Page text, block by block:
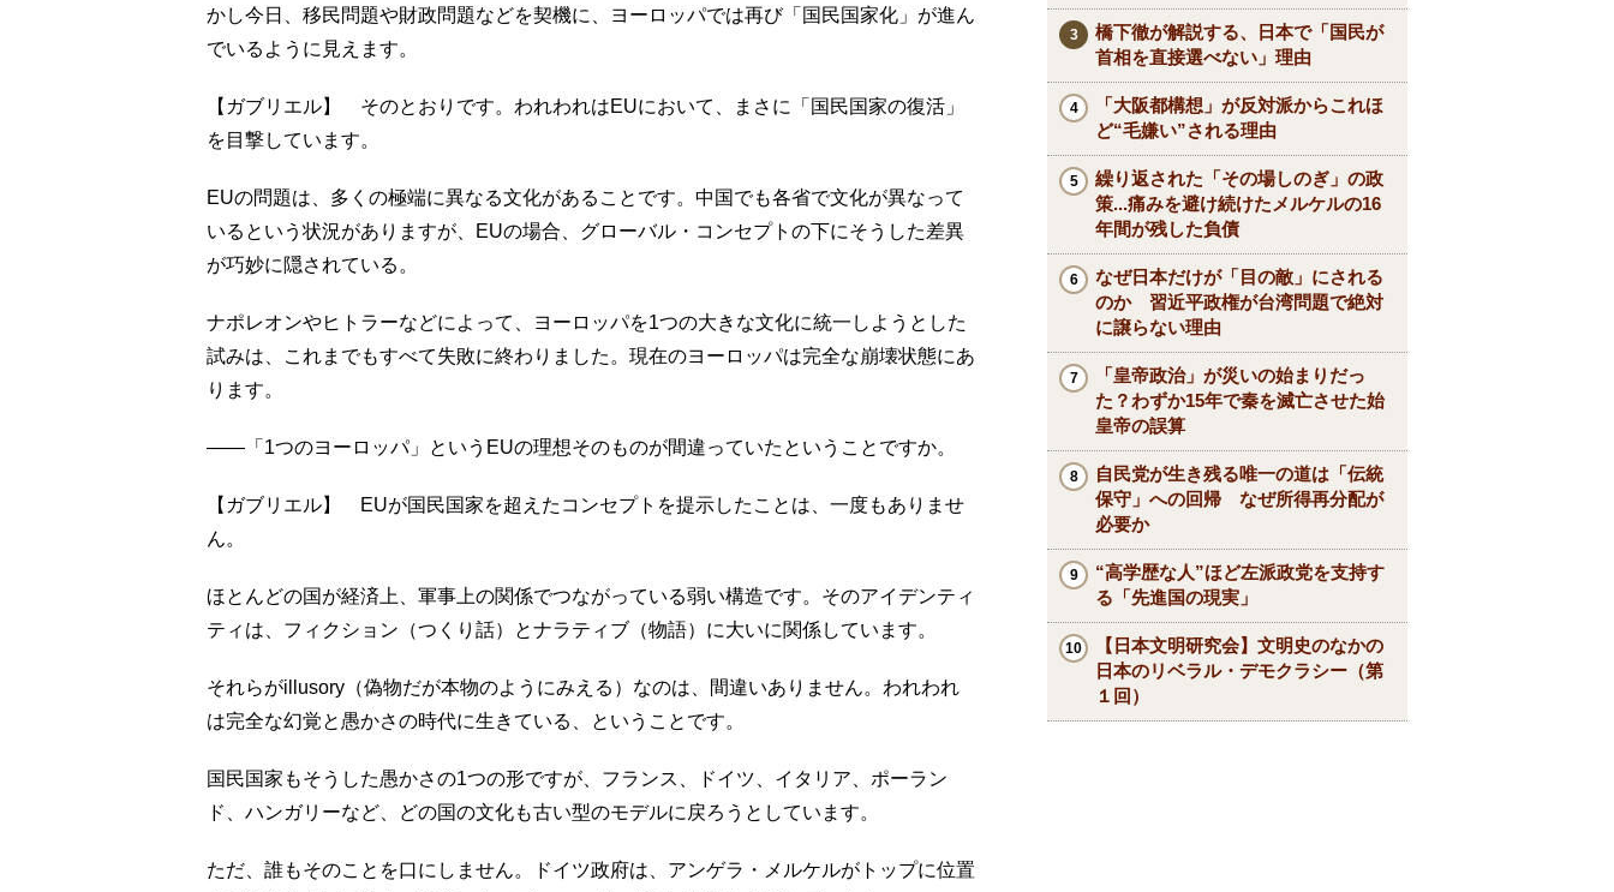
かし今日、移民問題や財政問題などを契機に、ヨーロッパでは再び「国民国家化」が進ん
でいるように見えます。
【ガブリエル】 そのとおりです。われわれはEUにおいて、まさに「国民国家の復活」
を目撃しています。
EUの問題は、多くの極端に異なる文化があることです。中国でも各省で文化が異なって
いるという状況がありますが、EUの場合、グローバル・コンセプトの下にそうした差異
が巧妙に隠されている。
ナポレオンやヒトラーなどによって、ヨーロッパを1つの大きな文化に統一しようとした
試みは、これまでもすべて失敗に終わりました。現在のヨーロッパは完全な崩壊状態にあ
ります。
――「1つのヨーロッパ」というEUの理想そのものが間違っていたということですか。
【ガブリエル】 EUが国民国家を超えたコンセプトを提示したことは、一度もありませ
ん。
ほとんどの国が経済上、軍事上の関係でつながっている弱い構造です。そのアイデンティ
ティは、フィクション（つくり話）とナラティブ（物語）に大いに関係しています。
それらがillusory（偽物だが本物のようにみえる）なのは、間違いありません。われわれ
は完全な幻覚と愚かさの時代に生きている、ということです。
国民国家もそうした愚かさの1つの形ですが、フランス、ドイツ、イタリア、ポーラン
ド、ハンガリーなど、どの国の文化も古い型のモデルに戻ろうとしています。
ただ、誰もそのことを口にしません。ドイツ政府は、アンゲラ・メルケルがトップに位置
橋下徹が解説する、日本で「国民が
首相を直接選べない」理由
「大阪都構想」が反対派からこれほ
ど“毛嫌い”される理由
繰り返された「その場しのぎ」の政
策...痛みを避け続けたメルケルの16
年間が残した負債
なぜ日本だけが「目の敵」にされる
のか 習近平政権が台湾問題で絶対
に譲らない理由
「皇帝政治」が災いの始まりだっ
た？わずか15年で秦を滅亡させた始
皇帝の誤算
自民党が生き残る唯一の道は「伝統
保守」への回帰 なぜ所得再分配が
必要か
“高学歴な人”ほど左派政党を支持す
る「先進国の現実」
【日本文明研究会】文明史のなかの
日本のリベラル・デモクラシー（第
１回）